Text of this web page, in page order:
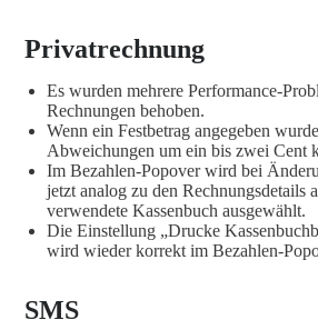
Privatrechnung
Es wurden mehrere Performance-
Rechnungen behoben.
Wenn ein Festbetrag angegeben
Abweichungen um ein bis zwei Cent
Im Bezahlen-Popover wird bei
jetzt analog zu den Rechnungsdetails
verwendete Kassenbuch ausgewählt.
Die Einstellung „Drucke
wird wieder korrekt im Bezahlen-
SMS